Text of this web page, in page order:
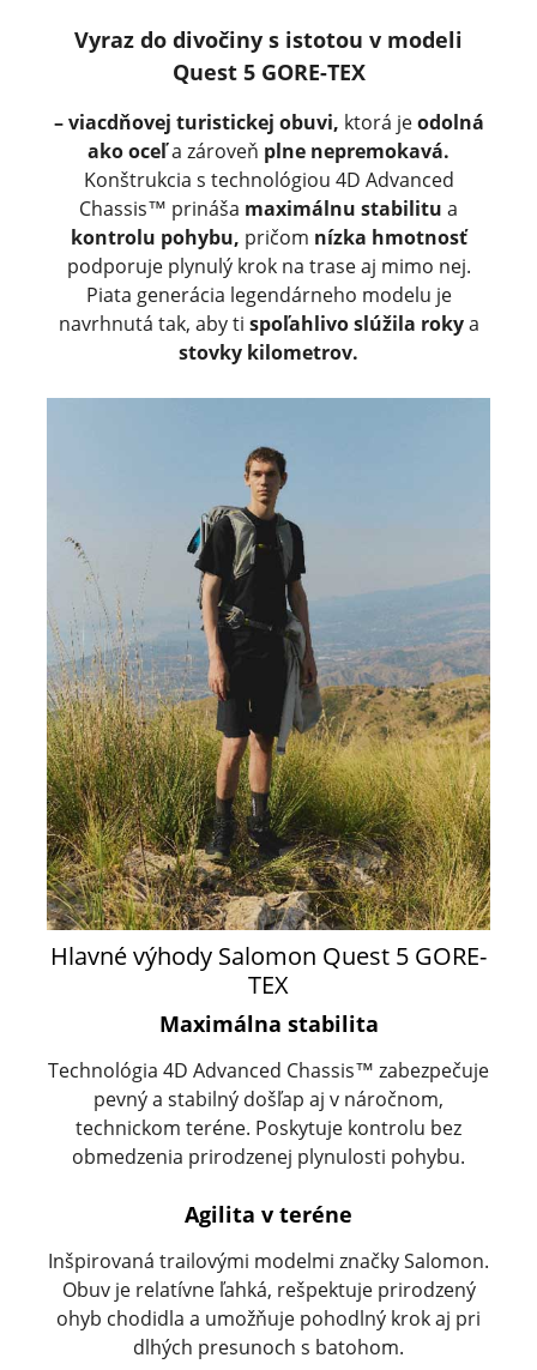
Vyraz do divočiny s istotou v modeli
Quest 5 GORE-TEX
– viacdňovej turistickej obuvi, ktorá jeodolná
ako oceľa zároveň plne nepremokavá.
Konštrukcia s technológiou 4D Advanced
Chassis™ prináša maximálnu stabilitu a
kontrolu pohybu, pričom nízka hmotnosť
podporuje plynulý krok na trase aj mimo nej.
Piata generácia legendárneho modelu je
navrhnutá tak, aby ti spoľahlivo slúžila rokya
stovky kilometrov.
Hlavné výhody Salomon Quest 5 GORE-
TEX
Maximálna stabilita
Technológia 4D Advanced Chassis™ zabezpečuje
pevný a stabilný došľap aj v náročnom,
technickom teréne. Poskytuje kontrolu bez
obmedzenia prirodzenej plynulosti pohybu.
Agilita v teréne
Inšpirovaná trailovými modelmi značky Salomon.
Obuv je relatívne ľahká, rešpektuje prirodzený
ohyb chodidla a umožňuje pohodlný krok aj pri
dlhých presunoch s batohom.